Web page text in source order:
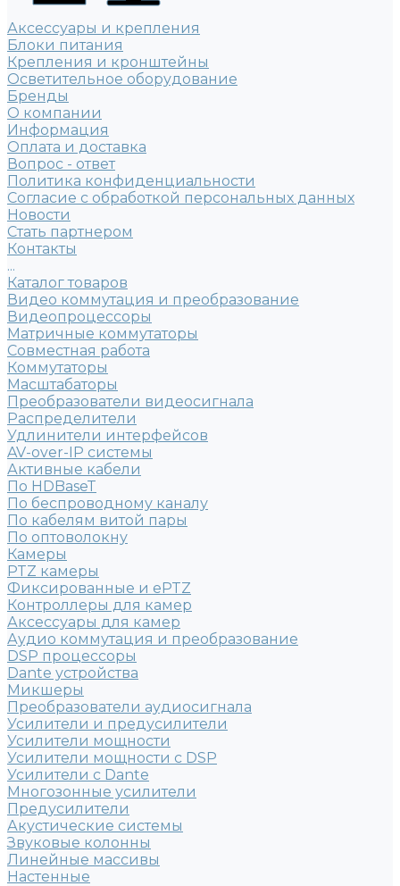
Аксессуары и крепления
Блоки питания
Крепления и кронштейны
Осветительное оборудование
Бренды
О компании
Информация
Оплата и доставка
Вопрос - ответ
Политика конфиденциальности
Согласие с обработкой персональных данных
Новости
Стать партнером
Контакты
...
Каталог товаров
Видео коммутация и преобразование
Видеопроцессоры
Матричные коммутаторы
Совместная работа
Коммутаторы
Масштабаторы
Преобразователи видеосигнала
Распределители
Удлинители интерфейсов
AV-over-IP системы
Активные кабели
По HDBaseT
По беспроводному каналу
По кабелям витой пары
По оптоволокну
Камеры
PTZ камеры
Фиксированные и ePTZ
Контроллеры для камер
Аксессуары для камер
Аудио коммутация и преобразование
DSP процессоры
Dante устройства
Микшеры
Преобразователи аудиосигнала
Усилители и предусилители
Усилители мощности
Усилители мощности с DSP
Усилители с Dante
Многозонные усилители
Предусилители
Акустические системы
Звуковые колонны
Линейные массивы
Настенные